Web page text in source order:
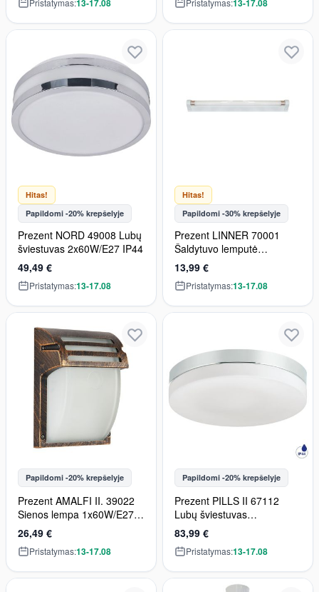
Pristatymas:13-17.08 Pristatymas:13-17.08
Hitas!
Papildomi -20% krepšelyje
Prezent NORD 49008 Lubų
šviestuvas 2x60W/E27 IP44
49,49 €
Pristatymas:13-17.08
Hitas!
Papildomi -30% krepšelyje
Prezent LINNER 70001
Šaldytuvo lemputė
1x14W/T5 775lm IP20
13,99 €
Pristatymas:13-17.08
Papildomi -20% krepšelyje
Prezent AMALFI II. 39022
Sienos lempa 1x60W/E27
IP44
26,49 €
Pristatymas:13-17.08
Papildomi -20% krepšelyje
Prezent PILLS II 67112
Lubų šviestuvas
3x60W/E27 IP44
83,99 €
Pristatymas:13-17.08